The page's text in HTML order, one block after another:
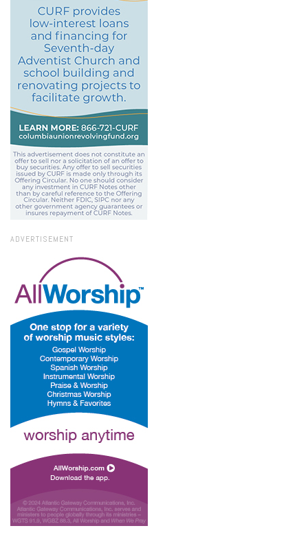
ADVERTISEMENT